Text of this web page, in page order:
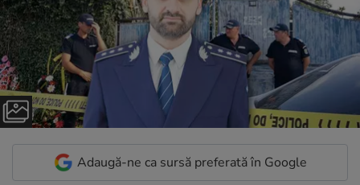
Adaugă-ne ca sursă preferată în Google